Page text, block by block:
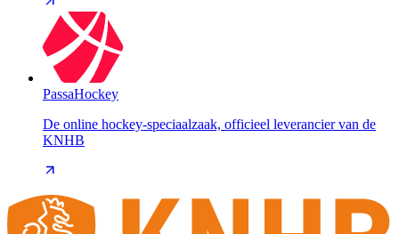
PassaHockey
De online hockey-speciaalzaak, officieel leverancier van de
KNHB